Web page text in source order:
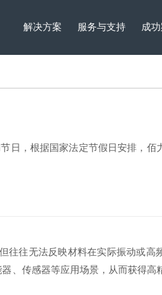
解决方案 服务与支持 成功
日，根据国家法定节假日安排，佰
往往无法反映材料在实际振动或高
、传感器等应用场景，从而获得高